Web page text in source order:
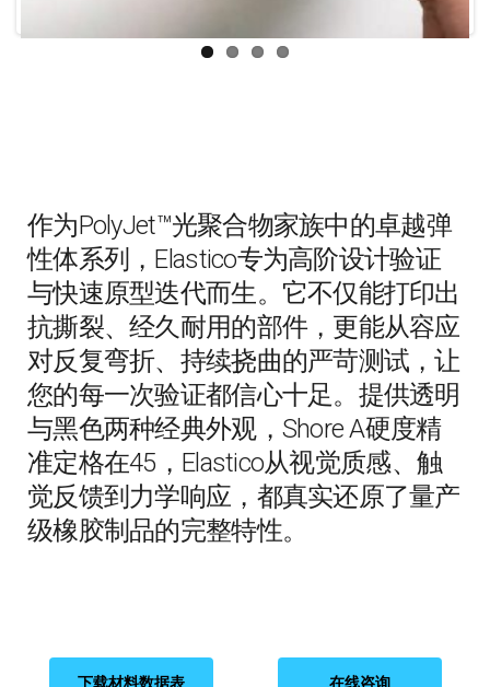
作为PolyJet™光聚合物家族中的卓越弹
性体系列，Elastico专为高阶设计验证
与快速原型迭代而生。它不仅能打印出
抗撕裂、经久耐用的部件，更能从容应
对反复弯折、持续挠曲的严苛测试，让
您的每一次验证都信心十足。提供透明
与黑色两种经典外观，Shore A硬度精
准定格在45，Elastico从视觉质感、触
觉反馈到力学响应，都真实还原了量产
级橡胶制品的完整特性。
下载材料数据表 在线咨询